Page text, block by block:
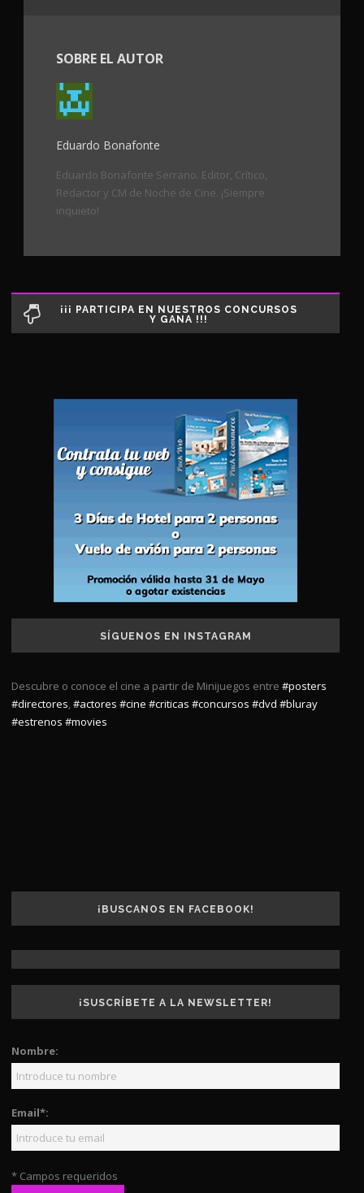
SOBRE EL AUTOR
Eduardo Bonafonte
Eduardo Bonafonte Serrano. Editor, Crítico,
Redactor y CM de Noche de Cine. ¡Siempre
inquieto!
¡¡¡ PARTICIPA EN NUESTROS CONCURSOS
Y GANA !!!
SÍGUENOS EN INSTAGRAM
Descubre o conoce el cine a partir de Minijuegos entre #posters
#directores,#actores #cine #criticas #concursos #dvd #bluray
#estrenos #movies
¡BUSCANOS EN FACEBOOK!
¡SUSCRÍBETE A LA NEWSLETTER!
Nombre:
Email*:
* Campos requeridos